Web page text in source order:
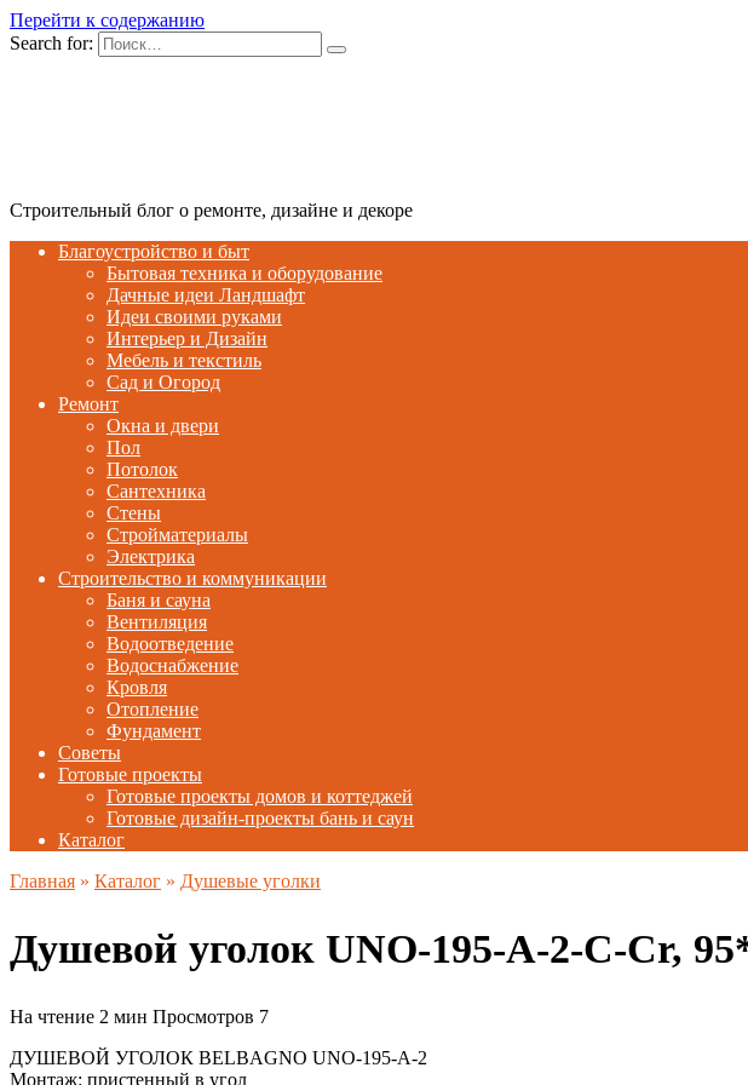
Перейти к содержанию
Search for:
Строительный блог о ремонте, дизайне и декоре
Благоустройство и быт
Бытовая техника и оборудование
Дачные идеи Ландшафт
Идеи своими руками
Интерьер и Дизайн
Мебель и текстиль
Сад и Огород
Ремонт
Окна и двери
Пол
Потолок
Сантехника
Стены
Стройматериалы
Электрика
Строительство и коммуникации
Баня и сауна
Вентиляция
Водоотведение
Водоснабжение
Кровля
Отопление
Фундамент
Советы
Готовые проекты
Готовые проекты домов и коттеджей
Готовые дизайн-проекты бань и саун
Каталог
Главная » Каталог » Душевые уголки
Душевой уголок UNO-195-A-2-C-Cr,
На чтение 2 мин Просмотров 7
ДУШЕВОЙ УГОЛОК BELBAGNO UNO-195-A-2
Монтаж: пристенный в угол